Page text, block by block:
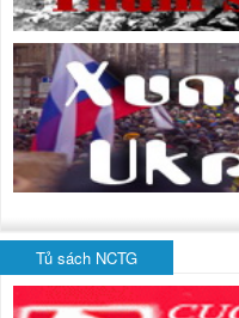
Tủ sách NCTG